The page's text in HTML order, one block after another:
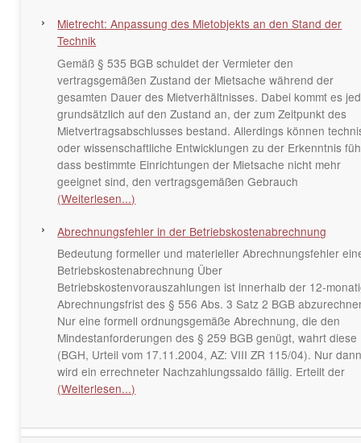
Mietrecht: Anpassung des Mietobjekts an den Stand der
Technik
Gemäß § 535 BGB schuldet der Vermieter den
vertragsgemäßen Zustand der Mietsache während der
gesamten Dauer des Mietverhältnisses. Dabei kommt es
grundsätzlich auf den Zustand an, der zum Zeitpunkt des
Mietvertragsabschlusses bestand. Allerdings können
oder wissenschaftliche Entwicklungen zu der Erkenntnis
dass bestimmte Einrichtungen der Mietsache nicht mehr
geeignet sind, den vertragsgemäßen Gebrauch
(Weiterlesen...)
Abrechnungsfehler in der Betriebskostenabrechnung
Bedeutung formeller und materieller Abrechnungsfehler
Betriebskostenabrechnung Über
Betriebskostenvorauszahlungen ist innerhalb der 12-
Abrechnungsfrist des § 556 Abs. 3 Satz 2 BGB
Nur eine formell ordnungsgemäße Abrechnung, die den
Mindestanforderungen des § 259 BGB genügt, wahrt diese
(BGH, Urteil vom 17.11.2004, AZ: VIII ZR 115/04). Nur
wird ein errechneter Nachzahlungssaldo fällig. Erteilt der
(Weiterlesen...)